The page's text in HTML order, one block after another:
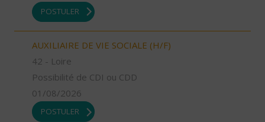
POSTULER
AUXILIAIRE DE VIE SOCIALE (H/F)
42 - Loire
Possibilité de CDI ou CDD
01/08/2026
POSTULER